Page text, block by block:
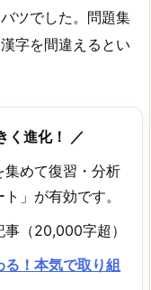
ツでした。問題集
字を間違えるとい
く進化！ ／
めて復習・分析
」が有効です。
（20,000字超）
！本気で取り組